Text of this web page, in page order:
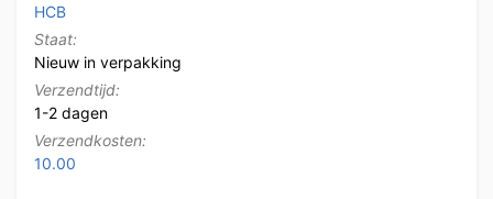
HCB
Staat:
Nieuw in verpakking
Verzendtijd:
1-2 dagen
Verzendkosten:
10.00